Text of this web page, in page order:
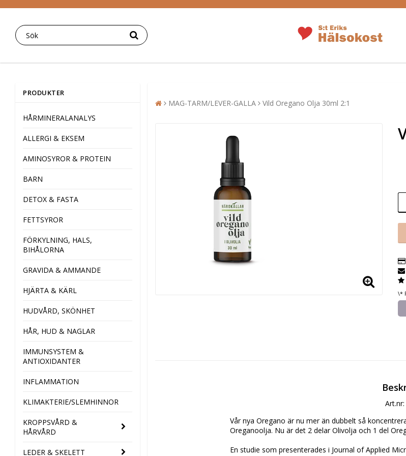
PRODUKTER
HÅRMINERALANALYS
ALLERGI & EKSEM
AMINOSYROR & PROTEIN
BARN
DETOX & FASTA
FETTSYROR
FÖRKYLNING, HALS,
BIHÅLORNA
GRAVIDA & AMMANDE
HJÄRTA & KÄRL
HUDVÅRD, SKÖNHET
HÅR, HUD & NAGLAR
IMMUNSYSTEM &
ANTIOXIDANTER
INFLAMMATION
KLIMAKTERIE/SLEMHINNOR
KROPPSVÅRD &
HÅRVÅRD
LEDER & SKELETT
MAG-TARM/LEVER-GALLA Vild Oregano Olja 30ml 2:1
\*
Vår nya Oregano är nu mer än dubbelt så
Oreganoolja. Nu är det 2 delar Olivolja och 1 del
En studie som presenterades i Journal of Applied